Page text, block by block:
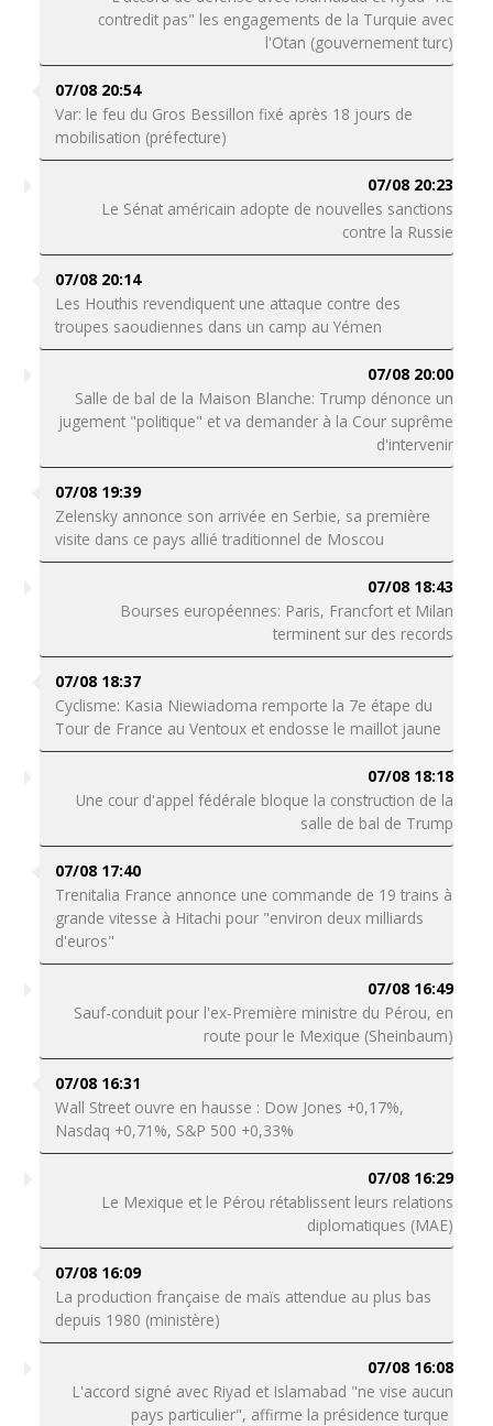
contredit pas" les engagements de la Turquie avec
l'Otan (gouvernement turc)
07/08 20:54
Var: le feu du Gros Bessillon fixé après 18 jours de
mobilisation (préfecture)
07/08 20:23
Le Sénat américain adopte de nouvelles sanctions
contre la Russie
07/08 20:14
Les Houthis revendiquent une attaque contre des
troupes saoudiennes dans un camp au Yémen
07/08 20:00
Salle de bal de la Maison Blanche: Trump dénonce un
jugement "politique" et va demander à la Cour suprême
d'intervenir
07/08 19:39
Zelensky annonce son arrivée en Serbie, sa première
visite dans ce pays allié traditionnel de Moscou
07/08 18:43
Bourses européennes: Paris, Francfort et Milan
terminent sur des records
07/08 18:37
Cyclisme: Kasia Niewiadoma remporte la 7e étape du
Tour de France au Ventoux et endosse le maillot jaune
07/08 18:18
Une cour d'appel fédérale bloque la construction de la
salle de bal de Trump
07/08 17:40
Trenitalia France annonce une commande de 19 trains à
grande vitesse à Hitachi pour "environ deux milliards
d'euros"
07/08 16:49
Sauf-conduit pour l'ex-Première ministre du Pérou, en
route pour le Mexique (Sheinbaum)
07/08 16:31
Wall Street ouvre en hausse : Dow Jones +0,17%,
Nasdaq +0,71%, S&P 500 +0,33%
07/08 16:29
Le Mexique et le Pérou rétablissent leurs relations
diplomatiques (MAE)
07/08 16:09
La production française de maïs attendue au plus bas
depuis 1980 (ministère)
07/08 16:08
L'accord signé avec Riyad et Islamabad "ne vise aucun
pays particulier", affirme la présidence turque